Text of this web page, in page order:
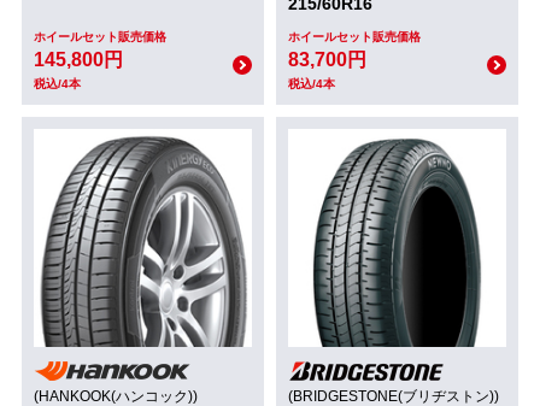
ホイールセット販売価格
145,800円
税込/4本
ホイールセット販売価格
83,700円
税込/4本
(HANKOOK(ハンコック)) (BRIDGESTONE(ブリヂストン))